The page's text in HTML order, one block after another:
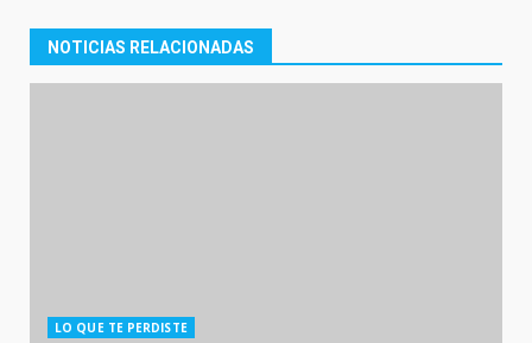
NOTICIAS RELACIONADAS
LO QUE TE PERDISTE